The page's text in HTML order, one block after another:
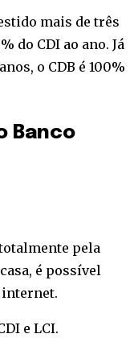
mais de três
do CDI ao ano. Já
o CDB é 100%
Banco
pela
é possível
e LCI.